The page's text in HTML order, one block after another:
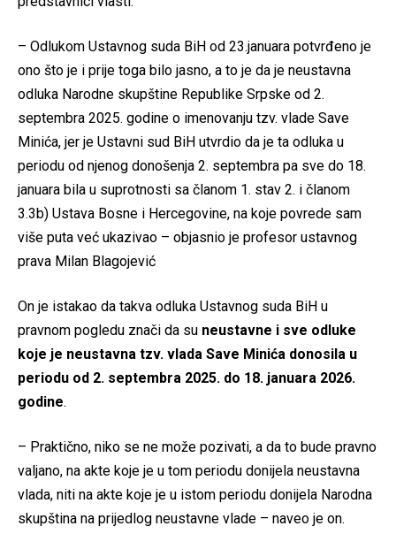
– Odlukom Ustavnog suda BiH od 23.januara potvrđeno je
ono što je i prije toga bilo jasno, a to je da je neustavna
odluka Narodne skupštine Republike Srpske od 2.
septembra 2025. godine o imenovanju tzv. vlade Save
Minića, jer je Ustavni sud BiH utvrdio da je ta odluka u
periodu od njenog donošenja 2. septembra pa sve do 18.
januara bila u suprotnosti sa članom 1. stav 2. i članom
3.3b) Ustava Bosne i Hercegovine, na koje povrede sam
više puta već ukazivao – objasnio je profesor ustavnog
prava Milan Blagojević
On je istakao da takva odluka Ustavnog suda BiH u
pravnom pogledu znači da su neustavne i sve odluke
koje je neustavna tzv. vlada Save Minića donosila u
periodu od 2. septembra 2025. do 18. januara 2026.
godine.
– Praktično, niko se ne može pozivati, a da to bude pravno
valjano, na akte koje je u tom periodu donijela neustavna
vlada, niti na akte koje je u istom periodu donijela Narodna
skupština na prijedlog neustavne vlade – naveo je on.